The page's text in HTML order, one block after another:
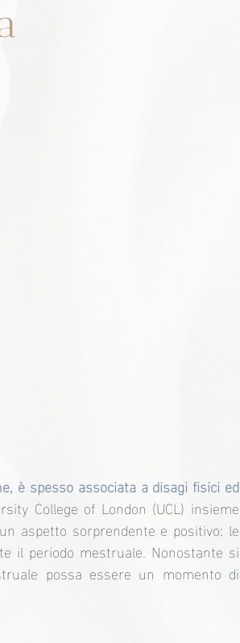
è spesso associata a disagi fisici ed
College of London (UCL) insieme
aspetto sorprendente e positivo: le
il periodo mestruale. Nonostante si
possa essere un momento di